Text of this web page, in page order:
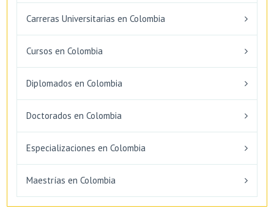
Carreras Universitarias en Colombia
Cursos en Colombia
Diplomados en Colombia
Doctorados en Colombia
Especializaciones en Colombia
Maestrías en Colombia